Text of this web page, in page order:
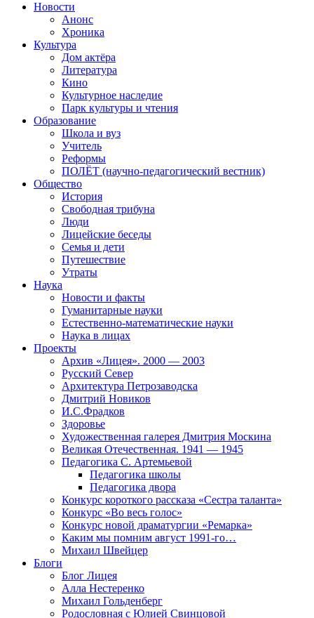
Новости
Анонс
Хроника
Культура
Дом актёра
Литература
Кино
Культурное наследие
Парк культуры и чтения
Образование
Школа и вуз
Учитель
Реформы
ПОЛЁТ (научно-педагогический вестник)
Общество
История
Свободная трибуна
Люди
Лицейские беседы
Семья и дети
Путешествие
Утраты
Наука
Новости и факты
Гуманитарные науки
Естественно-математические науки
Наука в лицах
Проекты
Архив «Лицея». 2000 — 2003
Русский Север
Архитектура Петрозаводска
Дмитрий Новиков
И.С.Фрадков
Здоровье
Художественная галерея Дмитрия Москина
Великая Отечественная. 1941 — 1945
Педагогика С. Артемьевой
Педагогика школы
Педагогика двора
Конкурс короткого рассказа «Сестра таланта»
Конкурс «Во весь голос»
Конкурс новой драматургии «Ремарка»
Каким мы помним август 1991-го…
Михаил Швейцер
Блоги
Блог Лицея
Алла Нестеренко
Михаил Гольденберг
Родословная с Юлией Свинцовой